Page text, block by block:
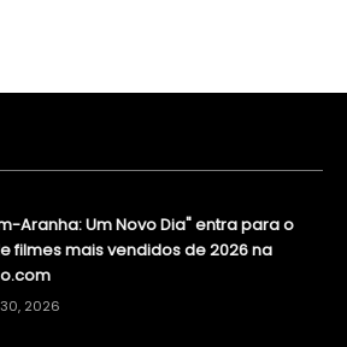
Aranha: Um Novo Dia" entra para o
filmes mais vendidos de 2026 na
2026